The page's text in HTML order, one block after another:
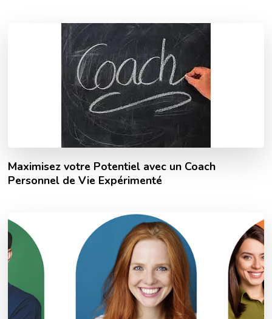
Maximisez votre Potentiel avec un Coach
Personnel de Vie Expérimenté